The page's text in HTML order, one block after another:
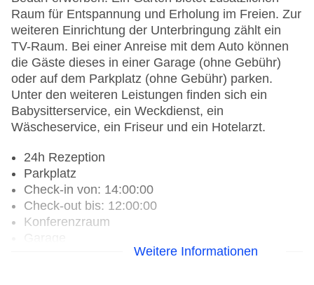
Raum für Entspannung und Erholung im Freien. Zur
weiteren Einrichtung der Unterbringung zählt ein
TV-Raum. Bei einer Anreise mit dem Auto können
die Gäste dieses in einer Garage (ohne Gebühr)
oder auf dem Parkplatz (ohne Gebühr) parken.
Unter den weiteren Leistungen finden sich ein
Babysitterservice, ein Weckdienst, ein
Wäscheservice, ein Friseur und ein Hotelarzt.
24h Rezeption
Parkplatz
Check-in von: 14:00:00
Check-out bis: 12:00:00
Konferenzraum
Garten: ohne GebührWeitere Informationen